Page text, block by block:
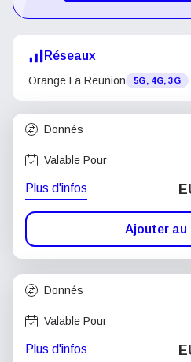
Réseaux
Orange La Reunion 5G, 4G, 3G
Donnés
Valable Pour
Plus d'infos
Ajouter au
Donnés
Valable Pour
Plus d'infos